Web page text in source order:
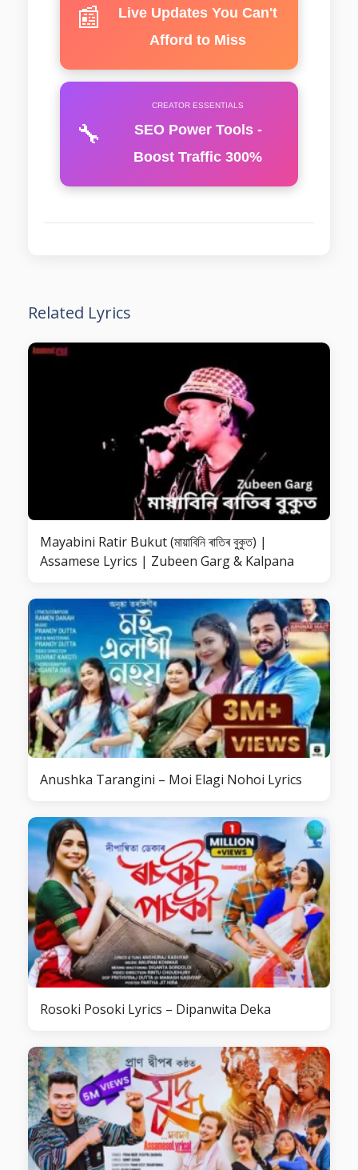
📰
Live Updates You Can't
Afford to Miss
🔧
CREATOR ESSENTIALS
SEO Power Tools -
Boost Traffic 300%
Related Lyrics
Mayabini Ratir Bukut (মায়াবিনি ৰাতিৰ বুকুত) |
Assamese Lyrics | Zubeen Garg & Kalpana
Anushka Tarangini – Moi Elagi Nohoi Lyrics
Rosoki Posoki Lyrics – Dipanwita Deka